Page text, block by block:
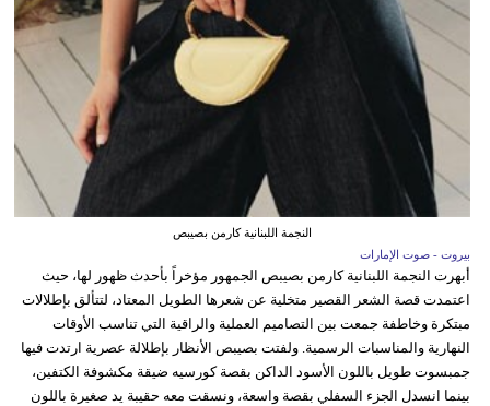
النجمة اللبنانية كارمن بصيبص
بيروت - صوت الإمارات
أبهرت النجمة اللبنانية كارمن بصيبص الجمهور مؤخراً بأحدث ظهور لها، حيث
اعتمدت قصة الشعر القصير متخلية عن شعرها الطويل المعتاد، لتتألق بإطلالات
مبتكرة وخاطفة جمعت بين التصاميم العملية والراقية التي تناسب الأوقات
النهارية والمناسبات الرسمية. ولفتت بصيبص الأنظار بإطلالة عصرية ارتدت فيها
جمبسوت طويل باللون الأسود الداكن بقصة كورسيه ضيقة مكشوفة الكتفين،
بينما انسدل الجزء السفلي بقصة واسعة، ونسقت معه حقيبة يد صغيرة باللون